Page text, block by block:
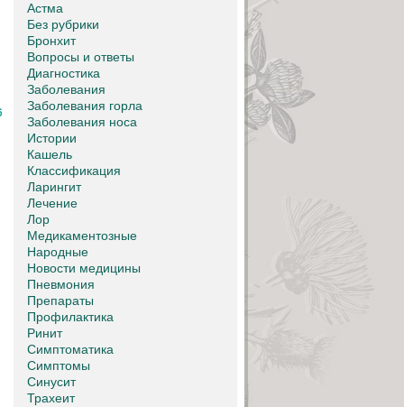
Астма
Без рубрики
Бронхит
Вопросы и ответы
Диагностика
Заболевания
Заболевания горла
Заболевания носа
Истории
Кашель
Классификация
Ларингит
Лечение
Лор
Медикаментозные
Народные
Новости медицины
Пневмония
Препараты
Профилактика
Ринит
Симптоматика
Симптомы
Синусит
Трахеит